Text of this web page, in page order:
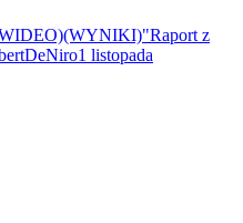
(WYNIKI)"Raport z
1 listopada